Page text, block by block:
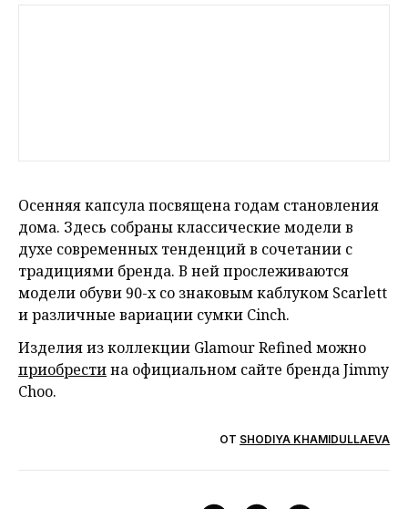
Осенняя капсула посвящена годам становления
дома. Здесь собраны классические модели в
духе современных тенденций в сочетании с
традициями бренда. В ней прослеживаются
модели обуви 90-х со знаковым каблуком Scarlett
и различные вариации сумки Cinch.
Изделия из коллекции Glamour Refined можно
приобрестина официальном сайте бренда Jimmy
Choo.
ОТ SHODIYA KHAMIDULLAEVA